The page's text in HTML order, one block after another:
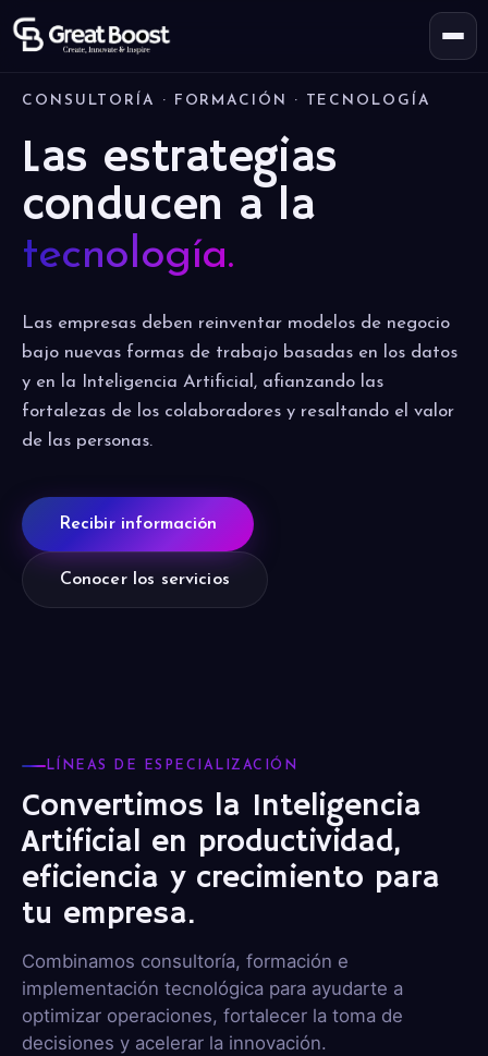
CONSULTORÍA · FORMACIÓN · TECNOLOGÍA
Las estrategias
conducen a la
tecnología.
Las empresas deben reinventar modelos de negocio
bajo nuevas formas de trabajo basadas en los datos
y en la Inteligencia Artificial, afianzando las
fortalezas de los colaboradores y resaltando el valor
de las personas.
Recibir información
Conocer los servicios
LÍNEAS DE ESPECIALIZACIÓN
Convertimos la Inteligencia
Artificial en productividad,
eficiencia y crecimiento para
tu empresa.
Combinamos consultoría, formación e
implementación tecnológica para ayudarte a
optimizar operaciones, fortalecer la toma de
decisiones y acelerar la innovación.